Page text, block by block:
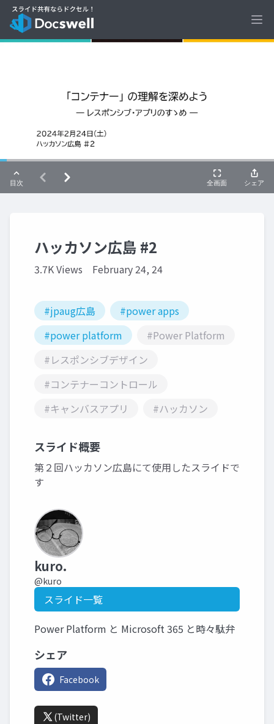
ハッカソン広島 #2
3.7K Views February 24, 24
#jpaug広島
#power apps
#power platform
#Power Platform
#レスポンシブデザイン
#コンテナーコントロール
#キャンバスアプリ
#ハッカソン
スライド概要
第２回ハッカソン広島にて使用したスライドで
す
kuro.
@kuro
スライド一覧
Power Platform と Microsoft 365 と時々駄弁
シェア
Facebook
(Twitter)